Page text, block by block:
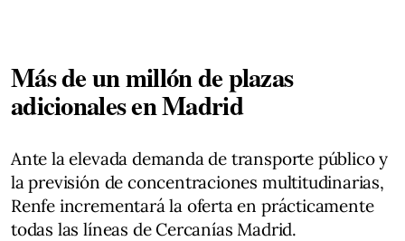
Más de un millón de plazas
adicionales en Madrid
Ante la elevada demanda de transporte público y
la previsión de concentraciones multitudinarias,
Renfe incrementará la oferta en prácticamente
todas las líneas de Cercanías Madrid.